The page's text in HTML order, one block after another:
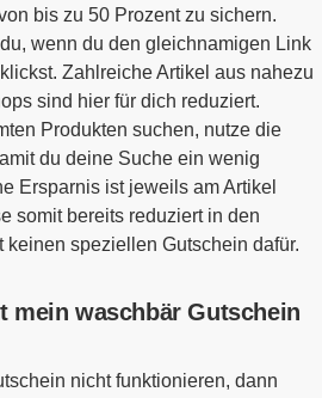
bis zu 50 Prozent zu sichern.
wenn du den gleichnamigen Link
Zahlreiche Artikel aus nahezu
sind hier für dich reduziert.
Produkten suchen, nutze die
du deine Suche ein wenig
Ersparnis ist jeweils am Artikel
somit bereits reduziert in den
keinen speziellen Gutschein dafür.
mein waschbär Gutschein
nicht funktionieren, dann